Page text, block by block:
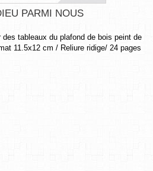
PARMI NOUS
tableaux du plafond de bois peint de
11.5x12 cm / Reliure ridige/ 24 pages